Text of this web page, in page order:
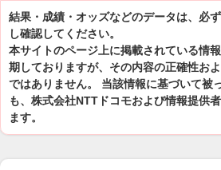
結果・成績・オッズなどのデータは、必
し確認してください。
本サイトのページ上に掲載されている情
期しておりますが、その内容の正確性お
ではありません。 当該情報に基づいて被
も、株式会社NTTドコモおよび情報提供
ます。